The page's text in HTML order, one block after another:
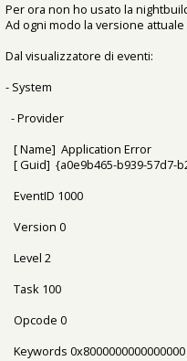
Per ora non ho usato la
Ad ogni modo la versione
Dal visualizzatore di eventi:
- System
- Provider
[ Name] Application Error
[ Guid] {a0e9b465-b939-57d7-
EventID 1000
Version 0
Level 2
Task 100
Opcode 0
Keywords 0x8000000000000000